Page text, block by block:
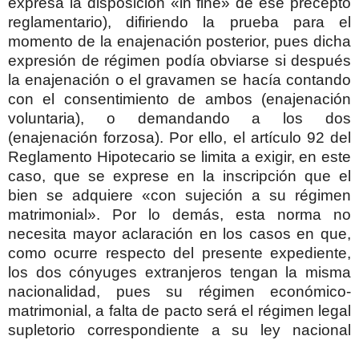
reglamentario), difiriendo la prueba para el
momento de la enajenación posterior, pues dicha
expresión de régimen podía obviarse si después
la enajenación o el gravamen se hacía contando
con el consentimiento de ambos (enajenación
voluntaria), o demandando a los dos
(enajenación forzosa). Por ello, el artículo 92 del
Reglamento Hipotecario se limita a exigir, en este
caso, que se exprese en la inscripción que el
bien se adquiere «con sujeción a su régimen
matrimonial». Por lo demás, esta norma no
necesita mayor aclaración en los casos en que,
como ocurre respecto del presente expediente,
los dos cónyuges extranjeros tengan la misma
nacionalidad, pues su régimen económico-
matrimonial, a falta de pacto será el régimen legal
supletorio correspondiente a su ley nacional